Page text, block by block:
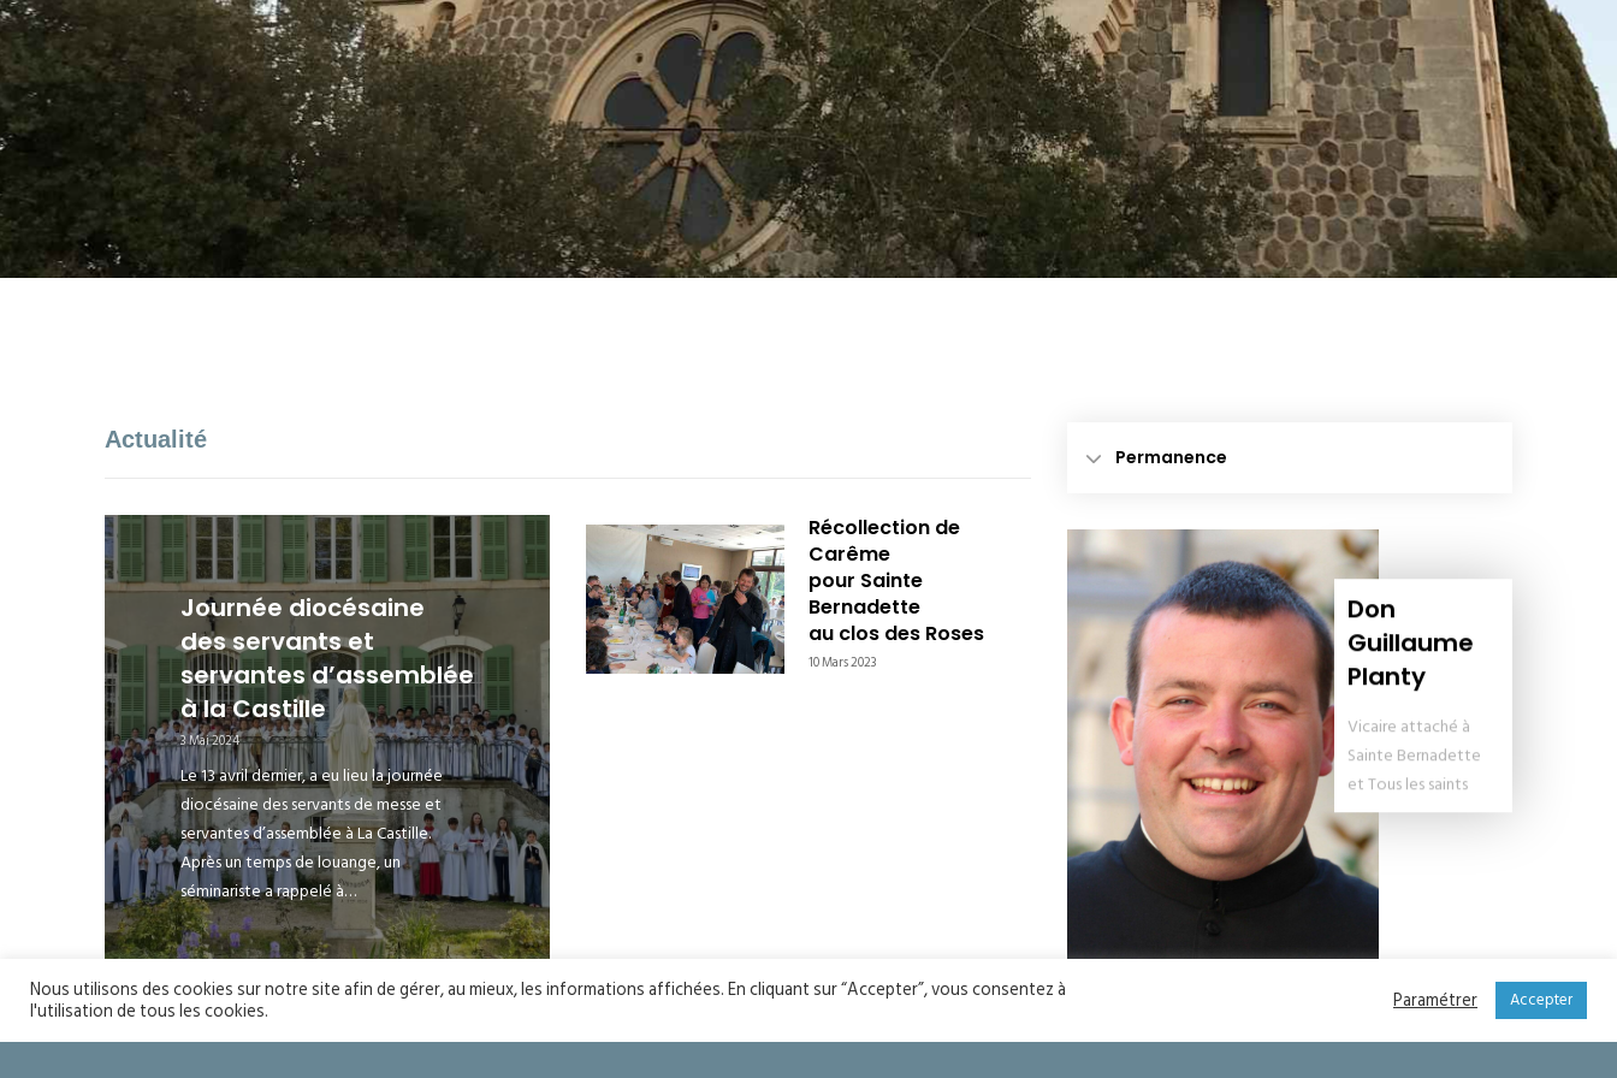
Actualité
Journée diocésaine
des servants et
servantes d’assemblée
à la Castille
3 Mai 2024
Le 13 avril dernier, a eu lieu la journée
diocésaine des servants de messe et
servantes d’assemblée à La Castille.
Après un temps de louange, un
séminariste a rappelé à…
Récollection de
Carême
pour Sainte
Bernadette
au clos des Roses
10 Mars 2023
+ D'ARTICLES
Permanence
Don
Guillaume
Planty
Vicaire attaché à
Sainte Bernadette
et Tous les saints
Boulevard du Suveret 83700 Saint-Raphaël
Nous utilisons des cookies sur notre site afin de gérer, au mieux, les informations affichées. En cliquant sur “Accepter”, vous consentez à
l'utilisation de tous les cookies. Paramétrer Accepter